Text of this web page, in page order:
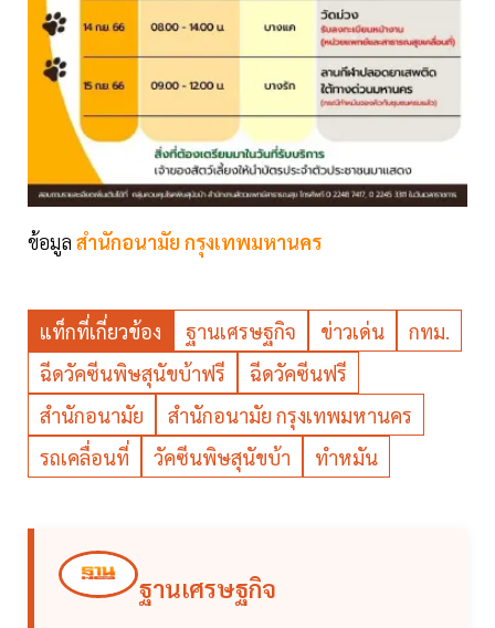
ข้อมูล สำนักอนามัย กรุงเทพมหานคร
แท็กที่เกี่ยวข้อง ฐานเศรษฐกิจ ข่าวเด่น
กทม.
ฉีดวัคซีนพิษสุนัขบ้าฟรี
ฉีดวัคซีนฟรี
สำนักอนามัย
สำนักอนามัย กรุงเทพมหานคร
รถเคลื่อนที่
วัคซีนพิษสุนัขบ้า ทำหมัน
ฐานเศรษฐกิจ